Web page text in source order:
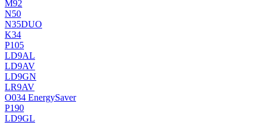
M92
N50
N35DUO
K34
P105
LD9AL
LD9AV
LD9GN
LR9AV
O034 EnergySaver
P190
LD9GL